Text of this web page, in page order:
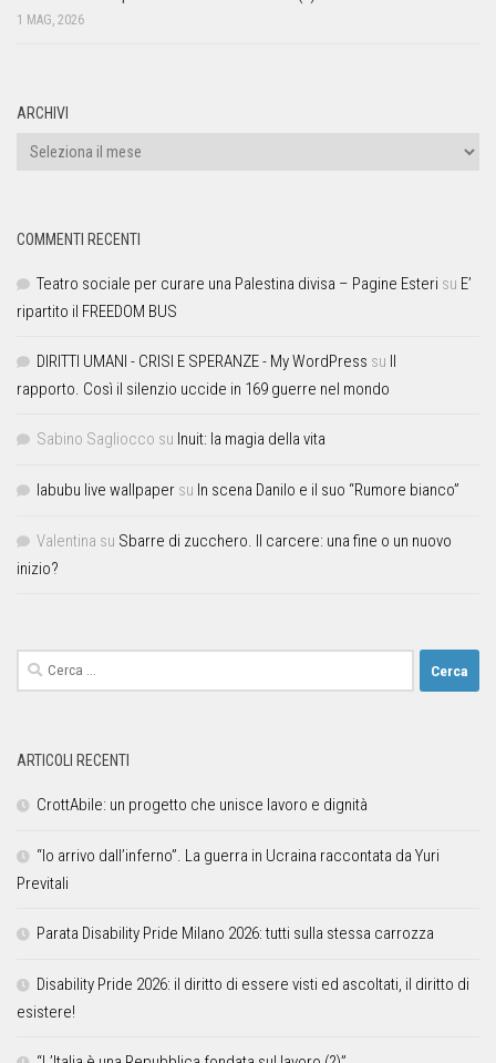
1 MAG, 2026
ARCHIVI
COMMENTI RECENTI
Teatro sociale per curare una Palestina divisa – Pagine Esteri su E’
ripartito il FREEDOM BUS
DIRITTI UMANI - CRISI E SPERANZE - My WordPress su
rapporto. Così il silenzio uccide in 169 guerre nel mondo
Sabino Sagliocco su Inuit: la magia della vita
labubu live wallpaper su In scena Danilo e il suo “Rumore bianco”
Valentina su Sbarre di zucchero. Il carcere: una fine o un nuovo
inizio?
ARTICOLI RECENTI
CrottAbile: un progetto che unisce lavoro e dignità
“Io arrivo dall’inferno”. La guerra in Ucraina raccontata da Yuri
Previtali
Parata Disability Pride Milano 2026: tutti sulla stessa carrozza
Disability Pride 2026: il diritto di essere visti ed ascoltati, il diritto di
esistere!